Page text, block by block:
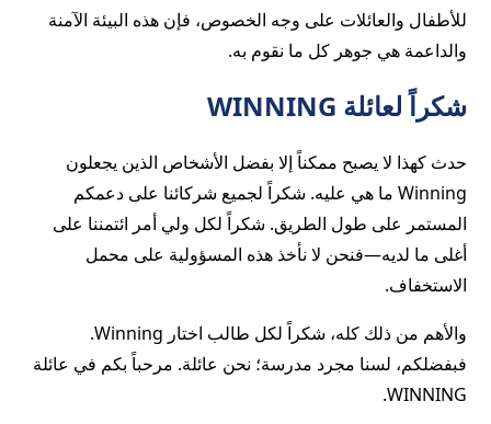
للأطفال والعائلات على وجه الخصوص، فإن هذه البيئة الآمنة
والداعمة هي جوهر كل ما نقوم به.
شكراً لعائلة WINNING
حدث كهذا لا يصبح ممكناً إلا بفضل الأشخاص الذين يجعلون
Winning ما هي عليه. شكراً لجميع شركائنا على دعمكم
المستمر على طول الطريق. شكراً لكل ولي أمر ائتمننا على
أغلى ما لديه—فنحن لا نأخذ هذه المسؤولية على محمل
الاستخفاف.
والأهم من ذلك كله، شكراً لكل طالب اختار Winning.
فبفضلكم، لسنا مجرد مدرسة؛ نحن عائلة. مرحباً بكم في عائلة
WINNING.